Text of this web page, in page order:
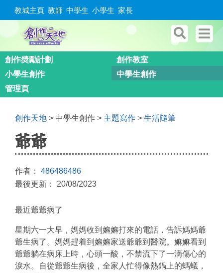
教城主頁 教師 中學生 小學生 家長
創作奬勵計劃
創作教室
小學生創作
中學生創作
管理頁
創作天地 > 中學生創作 > 主題寫作 > 生活隨筆
爺爺
作者： 486486486
最後更新： 20/08/2023
最近爺爺病了
星期六一大早，媽媽收到嫲嫲打來的電話，告訴媽媽爺
爺生病了。媽媽趕着到嫲嫲家送爺爺到醫院。嫲嫲看到
爺爺躺在病床上時，心頭一酸，不禁流下了一滴傷心的
淚水。自從爺爺生病後，全家人忙得像熱鍋上的螞蟻，